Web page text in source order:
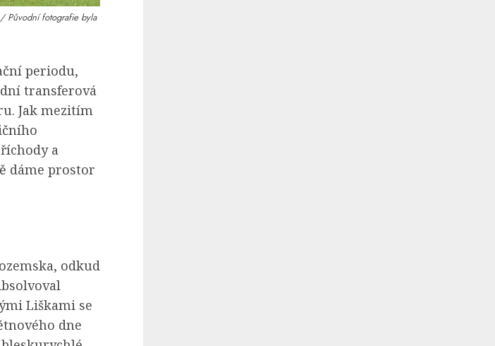
/ Původní fotografie byla
periodu,
transferová
Jak mezitím
a
dáme prostor
odkud
Liškami se
dne